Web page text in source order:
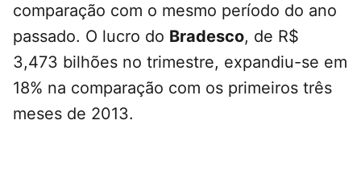
comparação com o mesmo período do ano
passado. O lucro do Bradesco, de R$
3,473 bilhões no trimestre, expandiu-se em
18% na comparação com os primeiros três
meses de 2013.